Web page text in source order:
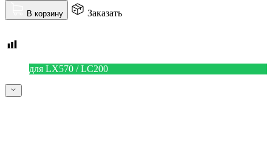
В корзину Заказать
для LX570 / LC200